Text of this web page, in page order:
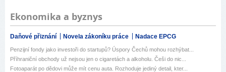
Ekonomika a byznys
Daňové přiznání Novela zákoníku práce Nadace EPCG
Penzijní fondy jako investoři do startupů? Úspory Čechů mohou rozhýbat...
Příhraniční obchody už nejsou jen o cigaretách a alkoholu. Češi do nic...
Fotoaparát po dědovi může mít cenu auta. Rozhoduje jediný detail, kter...